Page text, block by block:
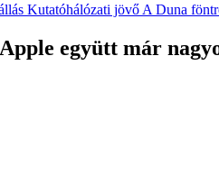
Kutatóhálózati jövő A Duna
együtt már